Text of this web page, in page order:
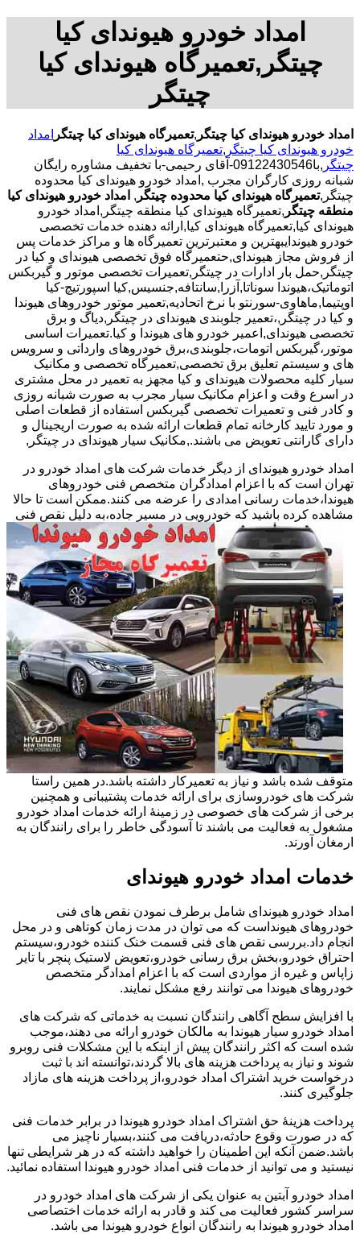
امداد خودرو هیوندای کیا
چیتگر,تعمیرگاه هیوندای کیا
چیتگر
امداد خودرو هیوندای کیا چیتگر ,تعمیرگاه هیوندای کیا چیتگر امداد
خودرو هیوندای کیا چیتگر ,تعمیرگاه هیوندای کیا
چیتگر ,با
09122430546-آقای رحیمی-با تخفیف مشاوره رایگان
شبانه روزی کارگران مجرب ,امداد خودرو هیوندای کیا محدوده
چیتگر,تعمیرگاه هیوندای کیا محدوده چیتگر , امداد خودرو هیوندای کیا
منطقه چیتگر ,تعمیرگاه هیوندای کیا منطقه چیتگر,امداد خودرو
هیوندای کیا,تعمیرگاه هیوندای کیا,ارائه دهنده خدمات تخصصی
خودرو هیوندایبهترین و معتبرترین تعمیرگاه ها و مراکز خدمات پس
از فروش مجاز هیوندای,حتعمیرگاه فوق تخصصی هیوندای و کیا در
چیتگر,حمل بار ادارات در چیتگر,تعمیرات تخصصی موتور و گیربکس
اتوماتیک،هیوندا سوناتا,آزرا,سانتافه,جنسیس,کیا اسپورتیچ-کیا
اوپتیما‌,ماهاوی-سورنتو با نرخ اتحادیه,تعمیر موتور خودروهای هیوندا
و کیا در چیتگر,،تعمیر جلوبندی هیوندای در چیتگر,دیاگ و برق
تخصصی هیوندای,اعمیر خودرو های هیوندا و کیا.تعمیرات اساسی
موتور،گیربکس اتومات،جلوبندی،برق خودروهای وارداتی و سرویس
های و سیستم تعلیق برق تخصصی,تعمیرگاه تخصصی و مکانیک
سیار کلیه محصولات هیوندای و کیا مجهز به تعمیر در محل مشتری
در اسرع وقت و اعزام مکانیک سیار مجرب به صورت شبانه روزی
و کادر فنی و تعمیرات تخصصی گیربکس استفاده از قطعات اصلی
و مورد تایید کارخانه تمام قطعات ارائه شده به صورت اریجینال و
دارای گارانتی تعویض می باشند.,مکانیک سیار هیوندای در چیتگر,
امداد خودرو هیوندای از دیگر خدمات شرکت های امداد خودرو در
تهران است که با اعزام امدادگران متخصص فنی خودروهای
هیوندا،خدمات رسانی امدادی را عرضه می کنند.ممکن است تا حالا
مشاهده کرده باشید که خودرویی در مسیر جاده،به دلیل نقص فنی
متوقف شده باشد و نیاز به تعمیرکار داشته باشد.در همین راستا
شرکت های خودروسازی برای ارائه خدمات پشتیبانی و همچنین
برخی از شرکت های خصوصی در زمینۀ ارائه خدمات امداد خودرو
مشغول به فعالیت می باشند تا آسودگی خاطر را برای رانندگان به
ارمغان آورند.
خدمات امداد خودرو هیوندای
امداد خودرو هیوندای شامل برطرف نمودن نقص های فنی
خودروهای هیونداست که می توان در مدت زمان کوتاهی و در محل
انجام داد.بررسی نقص های فنی قسمت خنک کننده خودرو،سیستم
احتراق خودرو،بخش برق رسانی خودرو،تعویض لاستیک پنچر با تایر
زاپاس و غیره از مواردی است که با اعزام امدادگر متخصص
خودروهای هیوندا می توانند رفع مشکل نمایند.
با افزایش سطح آگاهی رانندگان نسبت به خدماتی که شرکت های
امداد خودرو سیار هیوندا به مالکان خودرو ارائه می دهند،موجب
شده است که اکثر رانندگان پیش از اینکه با این مشکلات فنی روبرو
شوند و نیاز به پرداخت هزینه های بالا گردند،توانسته اند با ثبت
درخواست خرید اشتراک امداد خودرو،از پرداخت هزینه های مازاد
جلوگیری کنند.
پرداخت هزینۀ حق اشتراک امداد خودرو هیوندا در برابر خدمات فنی
که در صورت وقوع حادثه،دریافت می کنند،بسیار ناچیز می
باشد.ضمن آنکه این اطمینان را خواهید داشته که در هر شرایطی تنها
نیستید و می توانید از خدمات فنی امداد خودرو هیوندا استفاده نمائید.
امداد خودرو آبتین به عنوان یکی از شرکت های امداد خودرو در
سراسر کشور فعالیت می کند و قادر به ارائه خدمات اختصاصی
امداد خودرو هیوندا به رانندگان انواع خودرو هیوندا می باشد.